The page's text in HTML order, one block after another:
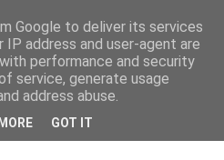
Google to deliver its services
IP address and user-agent are
performance and security
service, generate usage
address abuse.
GOT IT